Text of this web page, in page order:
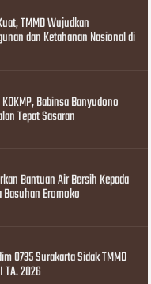
TMMD Wujudkan
dan Ketahanan Nasional di
Babinsa Banyudono
Tepat Sasaran
Bantuan Air Bersih Kepada
Eromoko
0735 Surakarta Sidak TMMD
TA. 2026